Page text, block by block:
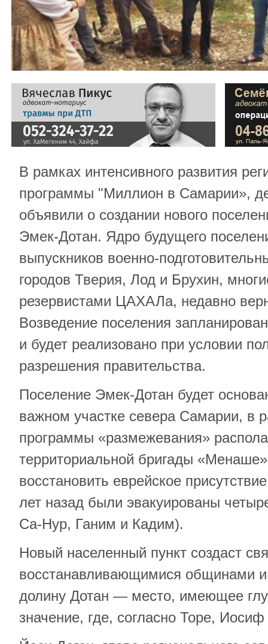
В рамках интенсивного развития
программы "Миллион в Самарии»,
объявили о создании нового
Эмек-Дотан. Ядро будущего
выпускников военно-
городов Тверия, Лод и Брухин,
резервистами ЦАХАЛа, недавно
Возведение поселения
и будет реализовано при условии
разрешения правительства.
Поселение Эмек-Дотан будет
важном участке севера Самарии, в
программы «размежевания»
территориальной бригады
восстановить еврейское
лет назад были эвакуированы
Са-Нур, Ганим и Кадим).
Новый населенный пункт создаст
восстанавливающимися общинами и
долину Дотан — место, имеющее
значение, где, согласно Торе,